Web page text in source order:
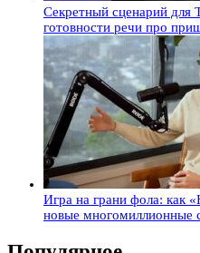
Секретный сценарий для
готовности речи про
Игра на грани фола: как
новые многомиллионные